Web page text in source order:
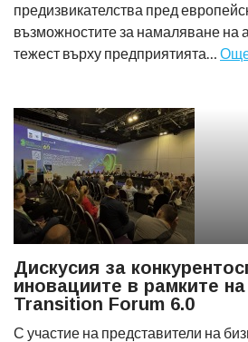
предизвикателства пред
възможностите за намаляване на
тежест върху предприятията…
Дискусия за
иновациите в рамките
Transition Forum 6.0
С участие на представители на